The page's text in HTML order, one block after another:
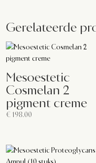
Gerelateerde
Mesoestetic
Cosmelan 2
pigment creme
€ 198.00